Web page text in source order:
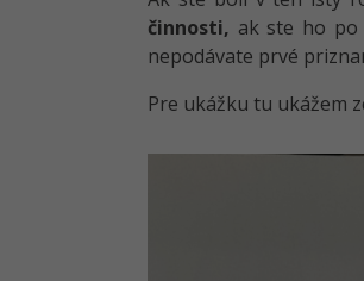
činnosti, ak ste ho po
nepodávate prvé
Pre ukážku tu ukážem